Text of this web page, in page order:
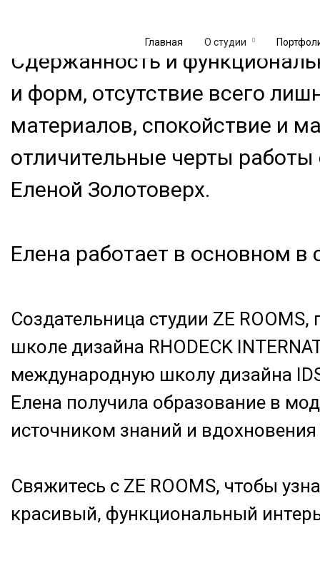
Главная О студии
Сдержанность и
и форм, отсутствие всего
материалов, спокойствие и
отличительные черты работы
Еленой Золотоверх.
Елена работает в основном в
Создательница студии ZE
школе дизайна RHODECK
международную школу дизайна
Елена получила образование в
источником знаний и
Свяжитесь с ZE ROOMS, чтобы
красивый, функциональный